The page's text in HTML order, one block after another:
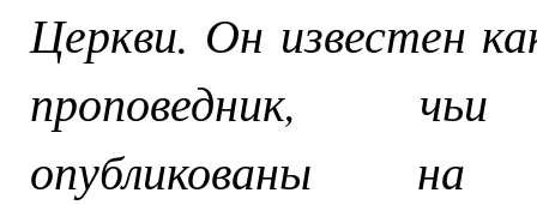
Церкви. Он известен
проповедник,
опубликованы на